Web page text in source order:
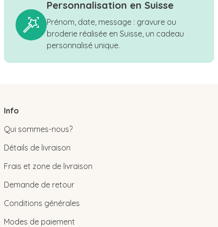
Personnalisation en Suisse
Prénom, date, message : gravure ou
broderie réalisée en Suisse, un cadeau
personnalisé unique.
Info
Qui sommes-nous?
Détails de livraison
Frais et zone de livraison
Demande de retour
Conditions générales
Modes de paiement